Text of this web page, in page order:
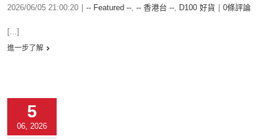
2026/06/05 21:00:20 -- Featured --, -- 香港台 --, D100 好貨 0條評論
[...]
進一步了解
5
06, 2026